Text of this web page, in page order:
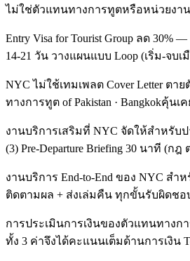
ไม่ใช่ตัวแทนทางการทูตหรือหน่วยงา
Entry Visa for Tourist Group ลด
14-21 วัน วางแผนแบบ Loop (เริ่ม-จบ
NYC ไม่ใช้เทมเพลต Cover Letter ต
ทางการทูต of Pakistan · Bangkok
งานบริการเสริมที่ NYC จัดให้สำหรับป
(3) Pre-Departure Briefing 30 นาที (ก
งานบริการ End-to-End ของ NYC ส
ติดตามผล + ส่งเล่มคืน ทุกขั้นรับผิดชอบ
การประเมินการเงินของตัวแทนทางก
ทั้ง 3 ค่าจึงได้คะแนนเต็มด้านการเงิน